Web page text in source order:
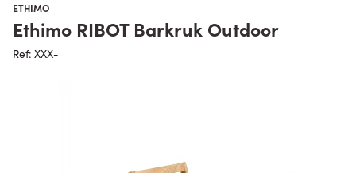
ETHIMO
Ethimo RIBOT Barkruk Outdoor
Ref: XXX-